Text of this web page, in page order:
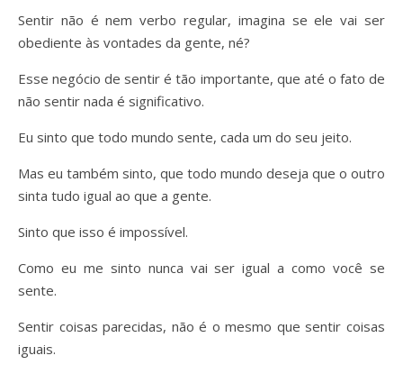
Sentir não é nem verbo regular, imagina se ele vai ser
obediente às vontades da gente, né?
Esse negócio de sentir é tão importante, que até o fato de
não sentir nada é significativo.
Eu sinto que todo mundo sente, cada um do seu jeito.
Mas eu também sinto, que todo mundo deseja que o outro
sinta tudo igual ao que a gente.
Sinto que isso é impossível.
Como eu me sinto nunca vai ser igual a como você se
sente.
Sentir coisas parecidas, não é o mesmo que sentir coisas
iguais.